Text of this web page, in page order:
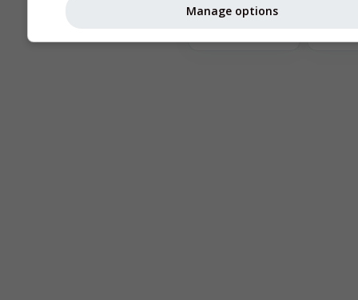
Astronomy
Manage options